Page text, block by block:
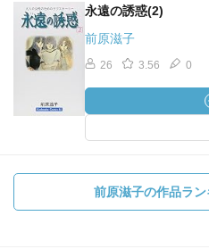
永遠の誘惑(2)
前原滋子
26 3.56 0
前原滋子の作品ラ